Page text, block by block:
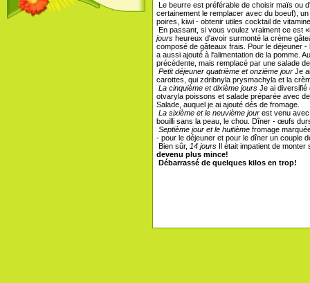
Le beurre est préférable de choisir maïs ou
certainement le remplacer avec du boeuf),
poires, kiwi - obtenir utiles cocktail de
En passant, si vous voulez vraiment ce est
jours heureux d'avoir surmonté la crème
composé de gâteaux frais. Pour le déjeuner
a aussi ajouté à l'alimentation de la pomme.
précédente, mais remplacé par une salade
Petit déjeuner quatrième et onzième jour Je
carottes, qui zdribnyla prysmachyla et la
La cinquième et dixième jours Je ai diversifié
otvaryla poissons et salade préparée avec
Salade, auquel je ai ajouté dés de fromage.
La sixième et le neuvième jour est venu
bouilli sans la peau, le chou. Dîner - œufs
Septième jour et le huitième fromage
- pour le déjeuner et pour le dîner un couple
Bien sûr, 14 jours Il était impatient de
devenu plus mince!
Débarrassé de quelques kilos en trop!